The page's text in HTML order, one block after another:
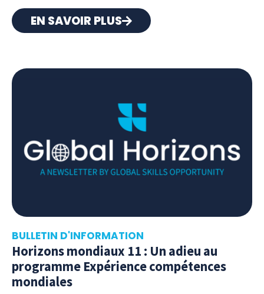
EN SAVOIR PLUS
BULLETIN D'INFORMATION
Horizons mondiaux 11 : Un adieu au
programme Expérience compétences
mondiales